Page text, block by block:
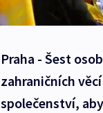
Praha - Šest
zahraničních
společenství,